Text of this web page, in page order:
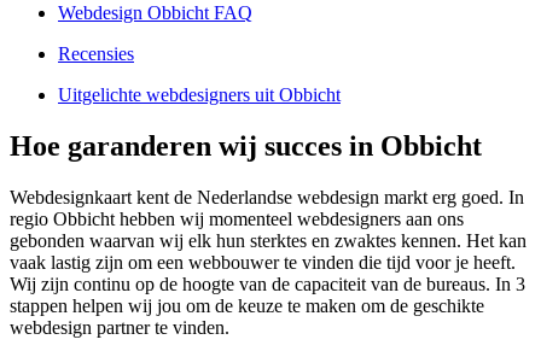
Webdesign Obbicht FAQ
Recensies
Uitgelichte webdesigners uit Obbicht
Hoe garanderen wij succes in Obbicht
Webdesignkaart kent de Nederlandse webdesign markt erg goed. In
regio Obbicht hebben wij momenteel webdesigners aan ons
gebonden waarvan wij elk hun sterktes en zwaktes kennen. Het kan
vaak lastig zijn om een webbouwer te vinden die tijd voor je heeft.
Wij zijn continu op de hoogte van de capaciteit van de bureaus. In 3
stappen helpen wij jou om de keuze te maken om de geschikte
webdesign partner te vinden.